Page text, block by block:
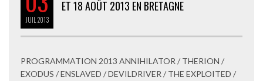
JUIL 2013
ET 18 AOÛT 2013 EN BRETAGNE
PROGRAMMATION 2013 ANNIHILATOR / THERION /
EXODUS / ENSLAVED / DEVILDRIVER / THE EXPLOITED /